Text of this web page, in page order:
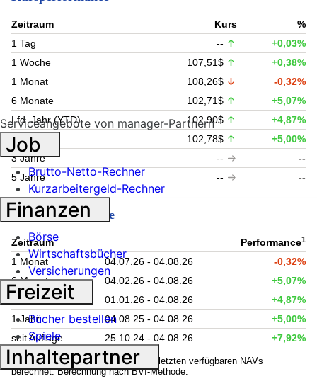
Zeitraum Kurs
%
1 Tag
--
+0,03%
1 Woche
107,51$
+0,38%
1 Monat
108,26$
-0,32%
6 Monate
102,71$
+5,07%
Lfd. Jahr (YTD)
102,90$
+4,87%
1 Jahr
102,78$
+5,00%
3 Jahre
--
--
5 Jahre
-- --
Fondsperformance
Zeitraum Performance1
1 Monat 04.07.26 - 04.08.26
-0,32%
6 Monate
04.02.26 - 04.08.26
+5,07%
Lfd. Jahr (YTD)
01.01.26 - 04.08.26
+4,87%
1 Jahr
04.08.25 - 04.08.26
+5,00%
seit Auflage
25.10.24 - 04.08.26 +7,92%
1
Kennzahlen werden auf Basis der letzten verfügbaren NAVs
berechnet. Berechnung nach BVI-Methode.
Serviceangebote von manager-Partnern
Job
Brutto-Netto-Rechner
Kurzarbeitergeld-Rechner
Finanzen
Börse
Wirtschaftsbücher
Versicherungen
Freizeit
Bücher bestellen
Spiele
Inhaltepartner